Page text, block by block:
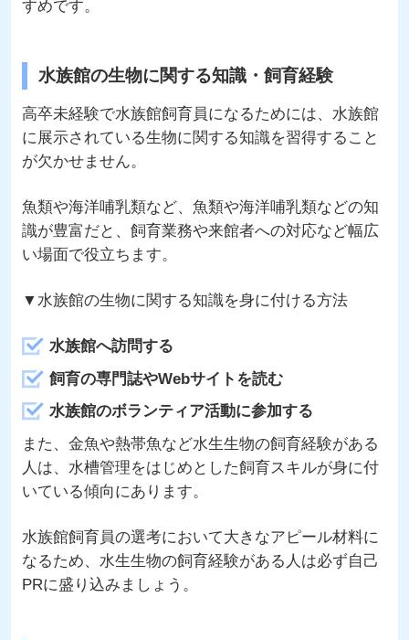
すめです。
水族館の生物に関する知識・飼育経験
高卒未経験で水族館飼育員になるためには、水族館
に展示されている生物に関する知識を習得すること
が欠かせません。
魚類や海洋哺乳類など、魚類や海洋哺乳類などの知
識が豊富だと、飼育業務や来館者への対応など幅広
い場面で役立ちます。
▼水族館の生物に関する知識を身に付ける方法
水族館へ訪問する
飼育の専門誌やWebサイトを読む
水族館のボランティア活動に参加する
また、金魚や熱帯魚など水生生物の飼育経験がある
人は、水槽管理をはじめとした飼育スキルが身に付
いている傾向にあります。
水族館飼育員の選考において大きなアピール材料に
なるため、水生生物の飼育経験がある人は必ず自己
PRに盛り込みましょう。